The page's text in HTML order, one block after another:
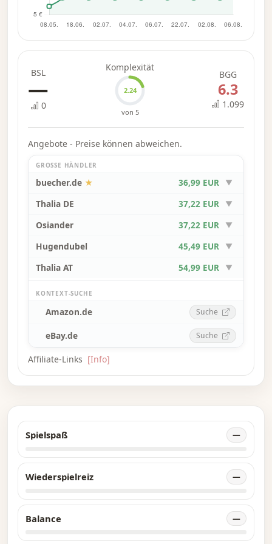
Jeder Anführer hat eine einzigartige
Perspektive und Motivation im Konflikt von
zu verbessern, getrieben? Erweiterte Regeln
fügen jedem Anführer einzigartige Strategien
hinzu, die seine besonderen Stärken und
listigen Tricks widerspiegeln. – Beschreibung
des Verlags
BSL
—
0
Komplexität
2.24
von 5
BGG
6.3
1.099
Angebote - Preise können abweichen.
GROSSE HÄNDLER
buecher.de ★ 36,99 EUR ▼
Thalia DE 37,22 EUR ▼
Osiander 37,22 EUR ▼
Hugendubel 45,49 EUR ▼
Thalia AT 54,99 EUR ▼
KONTEXT-SUCHE
Amazon.de Suche
eBay.de Suche
Affiliate-Links [Info]
Spielspaß —
Wiederspielreiz —
Balance —